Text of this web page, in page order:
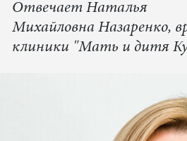
Отвечает Наталья
Михайловна Назаренко,
клиники "Мать и дитя